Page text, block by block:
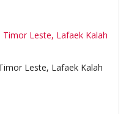
Leste, Lafaek Kalah